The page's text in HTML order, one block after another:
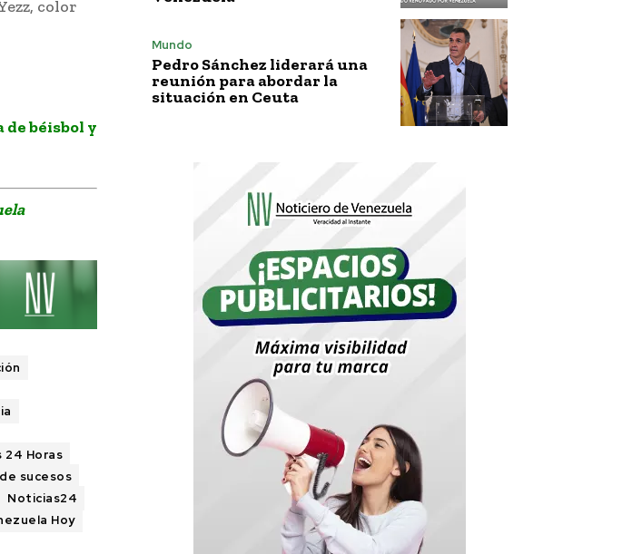
color
de béisbol y
24 Horas
sucesos
Noticias24
Hoy
Mundo
Pedro Sánchez liderará una
reunión para abordar la
situación en Ceuta